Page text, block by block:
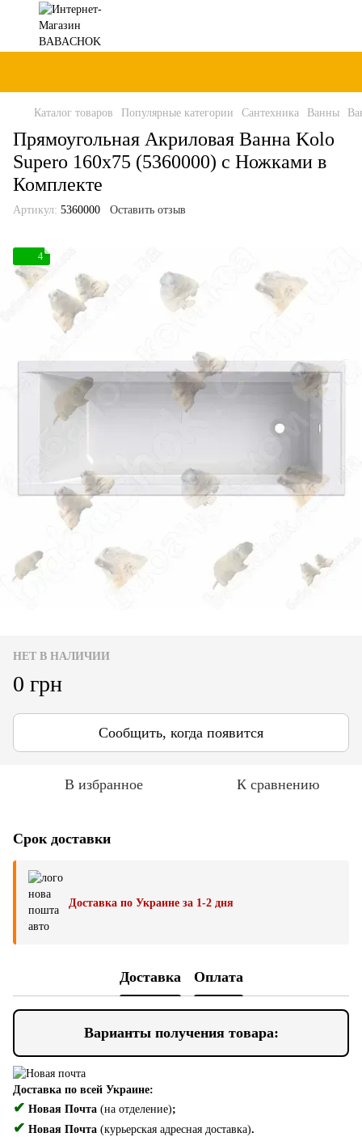
Каталог товаров Популярные категории Сантехника Ванны
Прямоугольная Акриловая Ванна Kolo
Supero 160x75 (5360000) с Ножками в
Комплекте
Артикул: 5360000 Оставить отзыв
4
НЕТ В НАЛИЧИИ
0 грн
Сообщить, когда появится
В избранное К сравнению
Срок доставки
Доставка по Украине за 1-2 дня
Доставка Оплата
Варианты получения товара:
Доставка по всей Украине:
✔ Новая Почта (на отделение);
✔ Новая Почта (курьерская адресная доставка).